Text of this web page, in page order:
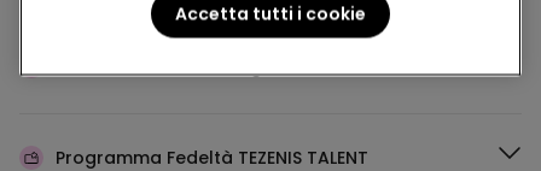
Programma Fedeltà TEZENIS TALENT
Accetta tutti i cookie